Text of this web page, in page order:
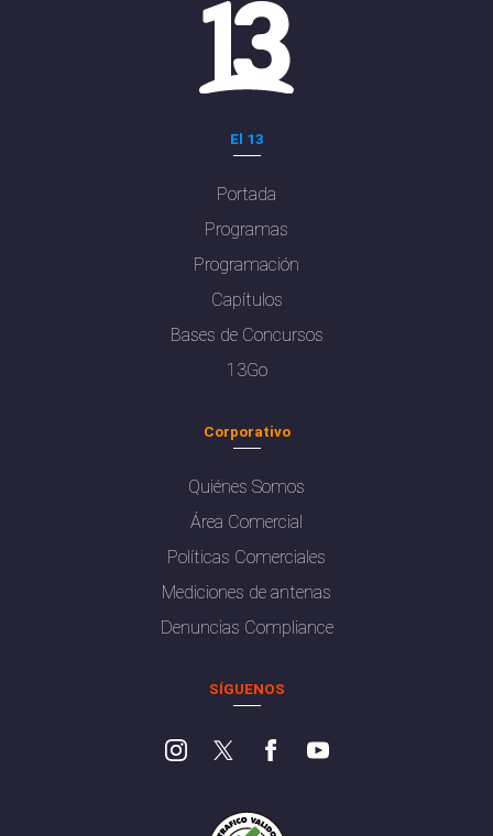
El 13
Portada
Programas
Programación
Capítulos
Bases de Concursos
13Go
Corporativo
Quiénes Somos
Área Comercial
Políticas Comerciales
Mediciones de antenas
Denuncias Compliance
SÍGUENOS